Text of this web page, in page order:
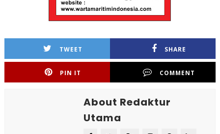
TWEET SHARE
PIN IT COMMENT
About Redaktur
Utama